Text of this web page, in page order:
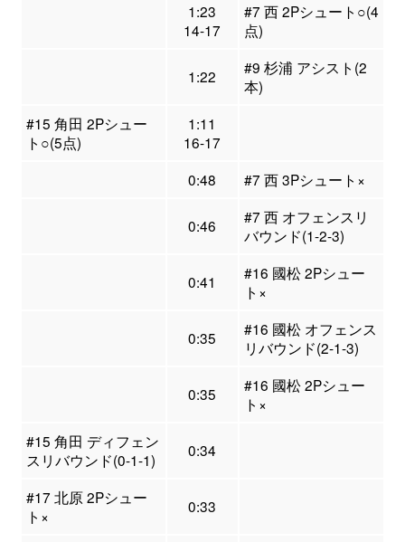
1:23
14-17
#7 西 2Pシュート○(4
点)
1:22
#9 杉浦 アシスト(2
本)
#15 角田 2Pシュー
ト○(5点)
1:11
16-17
0:48
#7 西 3Pシュート×
0:46
#7 西 オフェンスリ
バウンド(1-2-3)
0:41
#16 國松 2Pシュー
ト×
0:35
#16 國松 オフェンス
リバウンド(2-1-3)
0:35
#16 國松 2Pシュー
ト×
#15 角田 ディフェン
スリバウンド(0-1-1)
0:34
#17 北原 2Pシュー
ト×
0:33